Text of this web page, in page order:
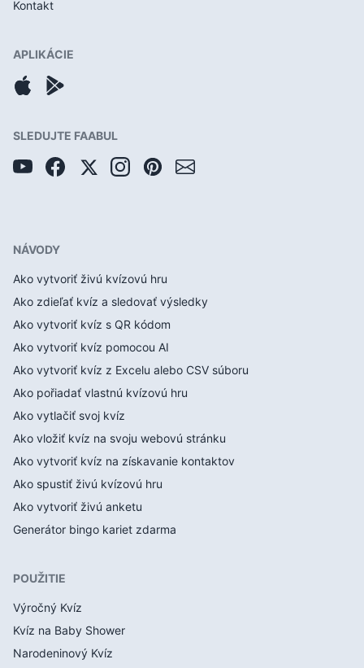
Kontakt
APLIKÁCIE
SLEDUJTE FAABUL
NÁVODY
Ako vytvoriť živú kvízovú hru
Ako zdieľať kvíz a sledovať výsledky
Ako vytvoriť kvíz s QR kódom
Ako vytvoriť kvíz pomocou AI
Ako vytvoriť kvíz z Excelu alebo CSV súboru
Ako pořiadať vlastnú kvízovú hru
Ako vytlačiť svoj kvíz
Ako vložiť kvíz na svoju webovú stránku
Ako vytvoriť kvíz na získavanie kontaktov
Ako spustiť živú kvízovú hru
Ako vytvoriť živú anketu
Generátor bingo kariet zdarma
POUŽITIE
Výročný Kvíz
Kvíz na Baby Shower
Narodeninový Kvíz